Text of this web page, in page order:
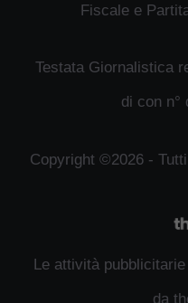
Fiscale e
Testata Giornalistica
di con n°
Copyright ©2026 -
Le attività
da